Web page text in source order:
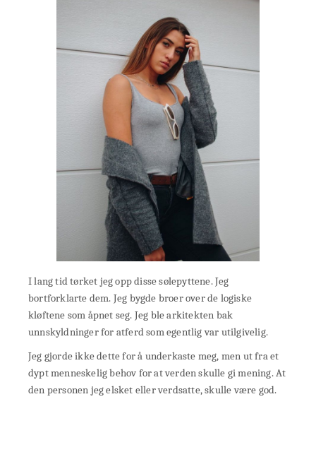
I lang tid tørket jeg opp disse sølepyttene. Jeg
bortforklarte dem. Jeg bygde broer over de logiske
kløftene som åpnet seg. Jeg ble arkitekten bak
unnskyldninger for atferd som egentlig var utilgivelig.
Jeg gjorde ikke dette for å underkaste meg, men ut fra et
dypt menneskelig behov for at verden skulle gi mening. At
den personen jeg elsket eller verdsatte, skulle være god.